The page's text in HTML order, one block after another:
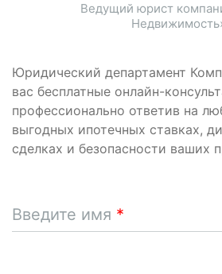
Юридический департамент
вас бесплатные онлайн-
профессионально ответив на
выгодных ипотечных ставках,
сделках и безопасности ваших
Введите имя
Ведущий юрист